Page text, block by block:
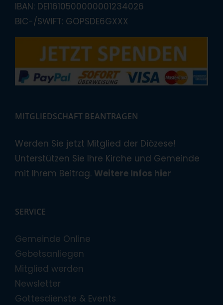
IBAN: DE11610500000001234026
BIC-/SWIFT: GOPSDE6GXXX
MITGLIEDSCHAFT BEANTRAGEN
Werden Sie jetzt Mitglied der Diözese!
Unterstützen Sie Ihre Kirche und Gemeinde
mit Ihrem Beitrag. Weitere Infos hier
SERVICE
Gemeinde Online
Gebetsanliegen
Mitglied werden
Newsletter
Gottesdienste & Events